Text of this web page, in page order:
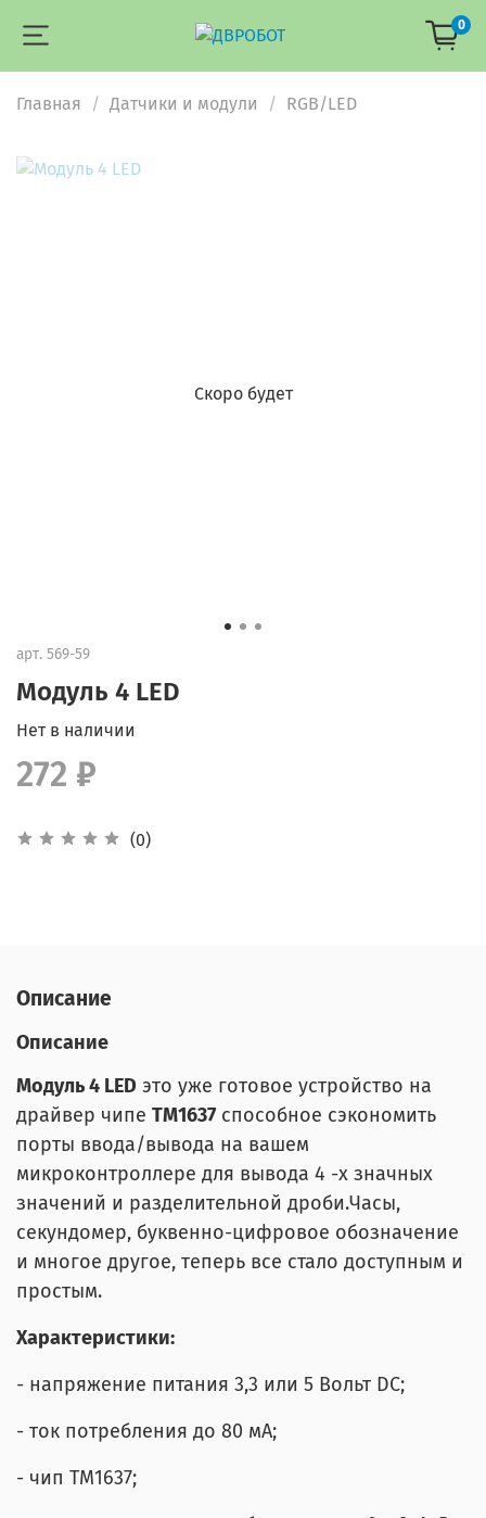
0
Главная Датчики и модули RGB/LED
Скоро будет
арт. 569-59
Модуль 4 LED
(0)
Нет в наличии
272 ₽
Описание
Описание
Модуль 4 LED это уже готовое устройство на
драйвер чипе ТМ1637 способное сэкономить
порты ввода/вывода на вашем
микроконтроллере для вывода 4 -х значных
значений и разделительной дроби.Часы,
секундомер, буквенно-цифровое обозначение
и многое другое, теперь все стало доступным и
простым.
Характеристики:
- напряжение питания 3,3 или 5 Вольт DC;
- ток потребления до 80 мА;
- чип ТМ1637;